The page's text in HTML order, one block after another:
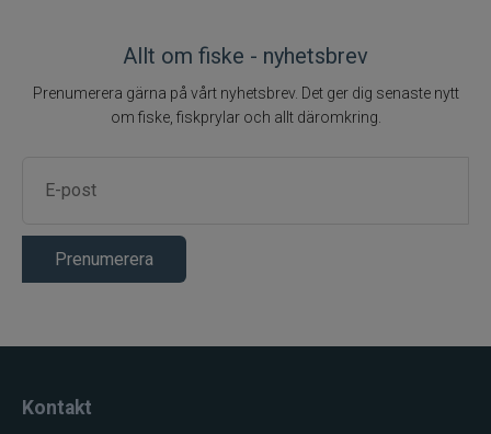
Allt om fiske - nyhetsbrev
Prenumerera gärna på vårt nyhetsbrev. Det ger dig senaste nytt
om fiske, fiskprylar och allt däromkring.
Prenumerera
Kontakt